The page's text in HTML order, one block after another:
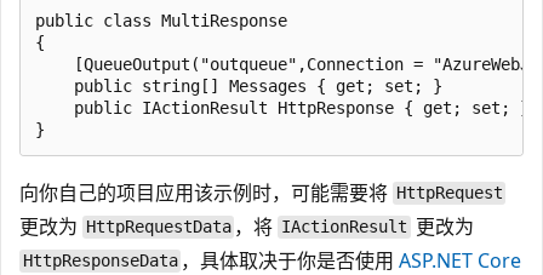
public class MultiResponse
{
[QueueOutput("outqueue",Connection =
    public string[] Messages { get; set; }
    public IActionResult HttpResponse { get; set; }
向你自己的项目应用该示例时，可能需要将 HttpRequest
更改为 HttpRequestData ，将 IActionResult 更改为
HttpResponseData ，具体取决于你是否使用ASP.NET Core